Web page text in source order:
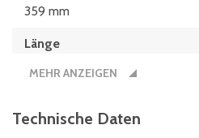
359 mm
Länge
MEHR ANZEIGEN
Technische Daten